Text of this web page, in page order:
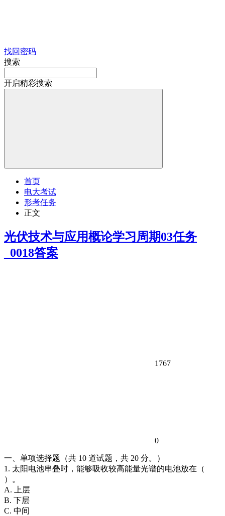
找回密码
搜索
开启精彩搜索
首页
电大考试
形考任务
正文
光伏技术与应用概论学习周期03任务
_0018答案
1767
0
一、单项选择题（共 10 道试题，共 20 分。）
1. 太阳电池串叠时，能够吸收较高能量光谱的电池放在（
）。
A. 上层
B. 下层
C. 中间